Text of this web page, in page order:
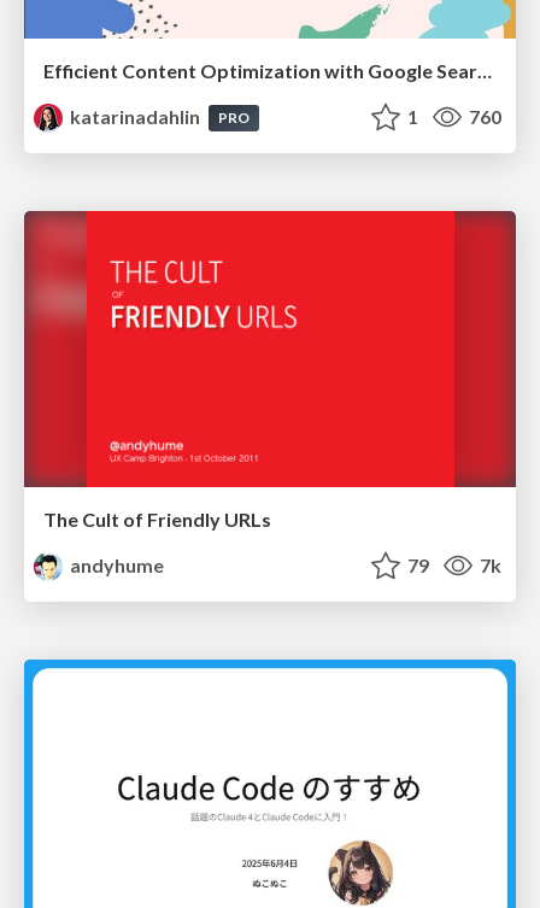
Efficient Content Optimization with Google Search Console & Apps Script
katarinadahlin
PRO 1 760
The Cult of Friendly URLs
andyhume
79 7k